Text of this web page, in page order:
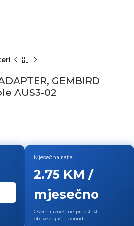
GEMBIRD
AUS3-02
Mjesečna rata
2.75 KM /
mjesečno
Okvirni iznos, ne predstavlja
obavezujuću ponudu.